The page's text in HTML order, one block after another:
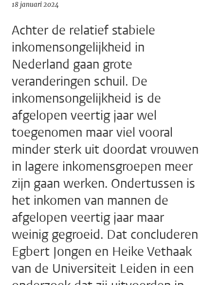
18 januari 2024
Achter de relatief stabiele
inkomensongelijkheid in
Nederland gaan grote
veranderingen schuil. De
inkomensongelijkheid is de
afgelopen veertig jaar wel
toegenomen maar viel vooral
minder sterk uit doordat vrouwen
in lagere inkomensgroepen meer
zijn gaan werken. Ondertussen is
het inkomen van mannen de
afgelopen veertig jaar maar
weinig gegroeid. Dat concluderen
Egbert Jongen en Heike Vethaak
van de Universiteit Leiden in een